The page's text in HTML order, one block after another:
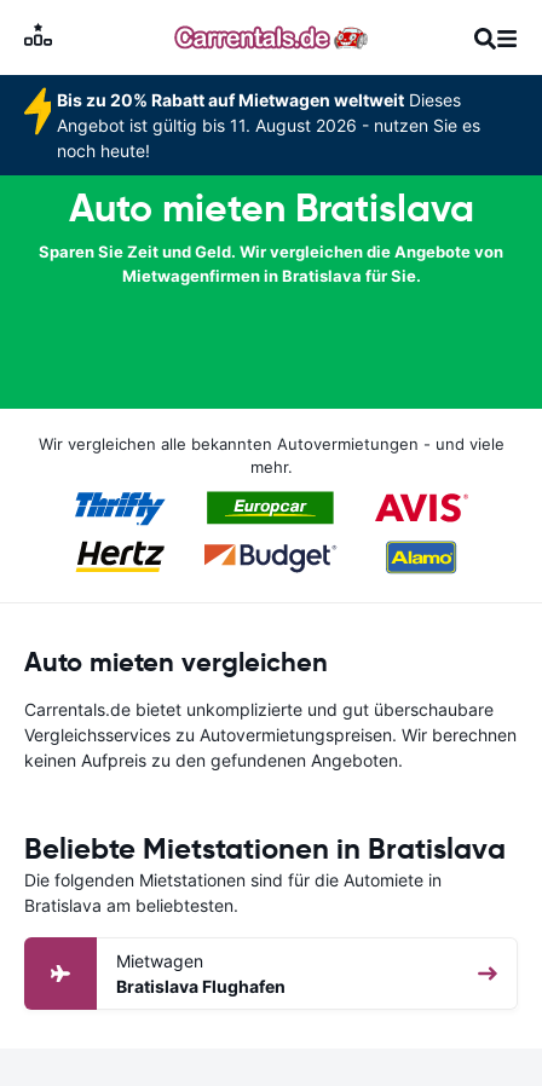
Bis zu 20% Rabatt auf Mietwagen weltweitDieses
Angebot ist gültig bis 11. August 2026 - nutzen Sie es
noch heute!
Auto mieten Bratislava
Sparen Sie Zeit und Geld. Wir vergleichen die Angebote von
Mietwagenfirmen in Bratislava für Sie.
Wir vergleichen alle bekannten Autovermietungen - und viele
mehr.
Auto mieten vergleichen
Carrentals.de bietet unkomplizierte und gut überschaubare
Vergleichsservices zu Autovermietungspreisen. Wir berechnen
keinen Aufpreis zu den gefundenen Angeboten.
Beliebte Mietstationen in Bratislava
Die folgenden Mietstationen sind für die Automiete in
Bratislava am beliebtesten.
Mietwagen
Bratislava Flughafen